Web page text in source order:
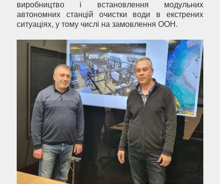
виробництво і встановлення модульних
автономних станцій очистки води в екстрених
ситуаціях, у тому числі на замовлення ООН.